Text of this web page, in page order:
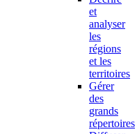
et
analyser
les
régions
et les
territoires
Gérer
des
grands
répertoires